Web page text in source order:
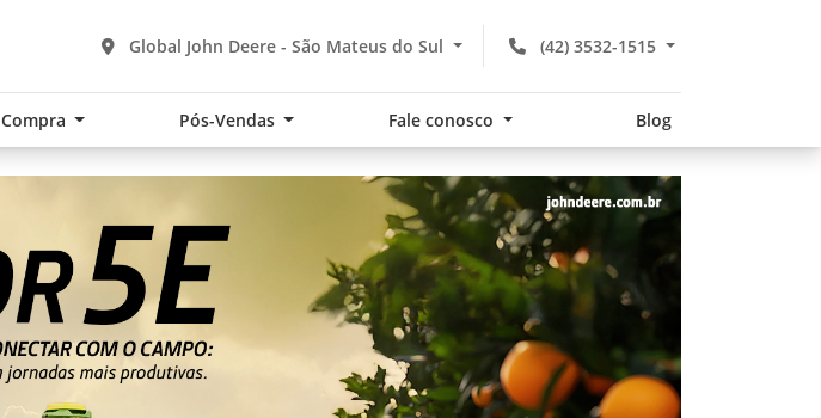
(42) 3532-1515
Global John Deere - São Mateus do Sul
Compra Pós-Vendas Fale conosco Blog